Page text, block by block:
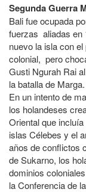
Segunda Guerra
Bali fue ocupada
fuerzas aliadas en
nuevo la isla con
colonial, pero
Gusti Ngurah Rai
la batalla de Marga.
En un intento de
los holandeses
Oriental que
islas Célebes y el
años de conflictos
de Sukarno, los
dominios
la Conferencia de